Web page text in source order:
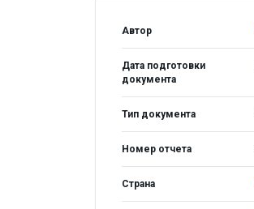
Автор
Дата подготовки
документа
Тип документа
Номер отчета
Страна